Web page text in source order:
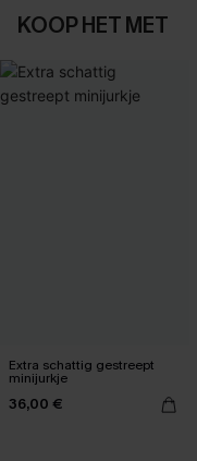
KOOP HET MET
Extra schattig gestreept
minijurkje
36,00 €